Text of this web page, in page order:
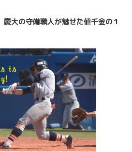
慶大の守備職人が魅せた値千金の１